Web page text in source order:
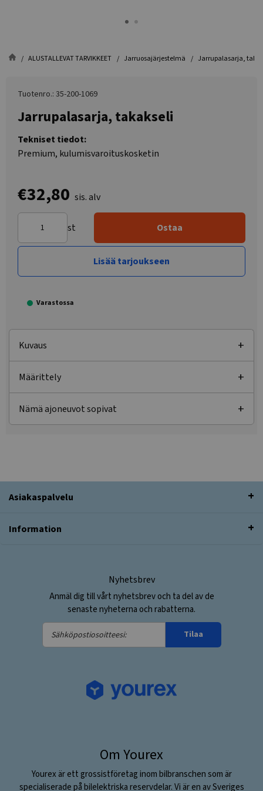
ALUSTALLEVAT TARVIKKEET Jarruosajärjestelmä Jarrupalasarja,
Tuotenro.: 35-200-1069
Jarrupalasarja, takakseli
Tekniset tiedot:
Premium, kulumisvaroituskosketin
€32,80 sis. alv
st Ostaa
Lisää tarjoukseen
Varastossa
Kuvaus
Määrittely
Nämä ajoneuvot sopivat
Asiakaspalvelu
Information
Nyhetsbrev
Anmäl dig till vårt nyhetsbrev och ta del av de
senaste nyheterna och rabatterna.
Sähköpostiosoitteesi:
Tilaa
Om Yourex
Yourex är ett grossistföretag inom bilbranschen som är
specialiserade på bilelektriska reservdelar. Vi är en av Sveriges